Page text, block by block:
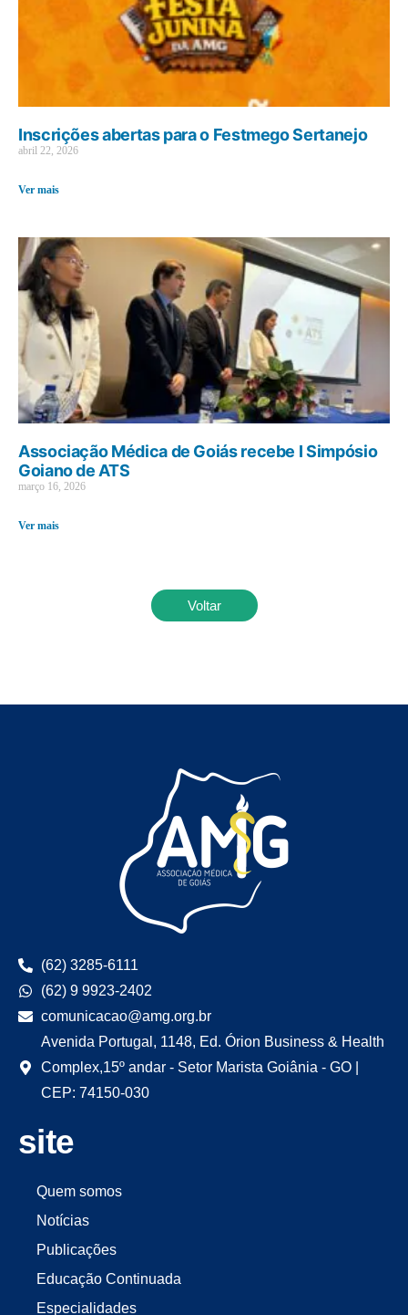
Inscrições abertas para o Festmego Sertanejo
abril 22, 2026
Ver mais
Associação Médica de Goiás recebe I Simpósio
Goiano de ATS
março 16, 2026
Ver mais
Voltar
(62) 3285-6111
(62) 9 9923-2402
comunicacao@amg.org.br
Avenida Portugal, 1148, Ed. Órion Business & Health
Complex,15º andar - Setor Marista Goiânia - GO |
CEP: 74150-030
site
Quem somos
Notícias
Publicações
Educação Continuada
Especialidades